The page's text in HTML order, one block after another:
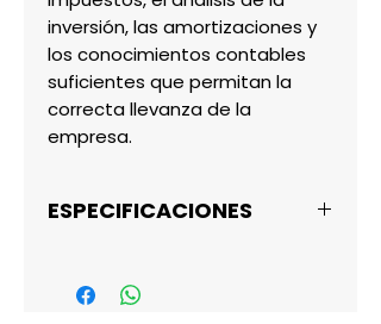
inversión, las amortizaciones y
los conocimientos contables
suficientes que permitan la
correcta llevanza de la
empresa.
ESPECIFICACIONES